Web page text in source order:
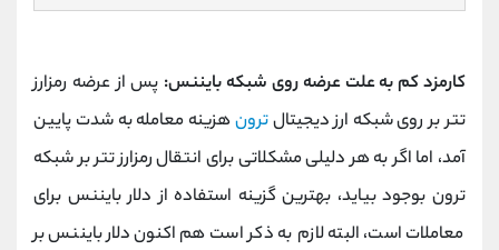
کارمزد کم به علت عرضه روی شبکه بایننس: پس از عرضه رمزارز
تتر بر روی شبکه ارز دیجیتالترونهزینه معامله به شدت پایین
آمد، اما اگر به هر دلیلی مشکلاتی برای انتقال رمزارز تتر بر شبکه
ترون بوجود بیاید، بهترین گزینه استفاده از دلار بایننس برای
معاملات است، البته لازم به ذکر است هم اکنون دلار بایننس بر